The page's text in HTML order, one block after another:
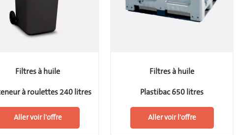
Filtres à huile
à roulettes 240 litres
Aller voir l'offre
Filtres à huile
Plastibac 650 litres
Aller voir l'offre